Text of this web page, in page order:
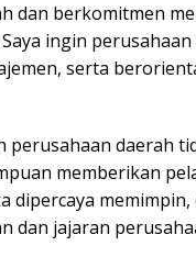
dan berkomitmen
ingin
serta
perusahaan daerah
memberikan
dipercaya
dan jajaran